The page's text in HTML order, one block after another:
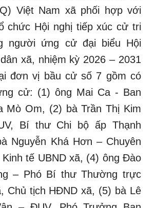
Việt Nam xã phối hợp với
chức Hội nghị tiếp xúc cử tri
người ứng cử đại biểu Hội
xã, nhiệm kỳ 2026 – 2031
đơn vị bầu cử số 7 gồm có
cử: (1) ông Mai Ca - Ban
Mò Om, (2) bà Trần Thị Kim
Bí thư Chi bộ ấp Thạnh
Nguyễn Khá Hơn – Chuyên
Kinh tế UBND xã, (4) ông Đào
– Phó Bí thư Thường trực
Chủ tịch HĐND xã, (5) bà Lê